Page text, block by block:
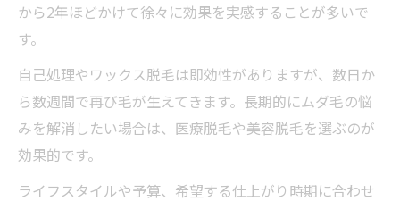
から2年ほどかけて徐々に効果を実感することが多いで
す。
自己処理やワックス脱毛は即効性がありますが、数日か
ら数週間で再び毛が生えてきます。長期的にムダ毛の悩
みを解消したい場合は、医療脱毛や美容脱毛を選ぶのが
効果的です。
ライフスタイルや予算、希望する仕上がり時期に合わせ